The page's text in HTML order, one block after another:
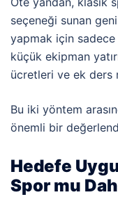
seçeneği sunan
yapmak için sadece
küçük ekipman
ücretleri ve ek ders
Bu iki yöntem
önemli bir
Hedefe
Spor mu